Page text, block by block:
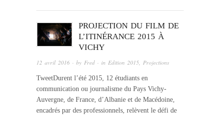
PROJECTION DU FILM DE
L’ITINÉRANCE 2015 À
VICHY
12 avril 2016 · by Fred · in Edition 2015, Projections
TweetDurent l’été 2015, 12 étudiants en
communication ou journalisme du Pays Vichy-
Auvergne, de France, d’Albanie et de Macédoine,
encadrés par des professionnels, relèvent le défi de